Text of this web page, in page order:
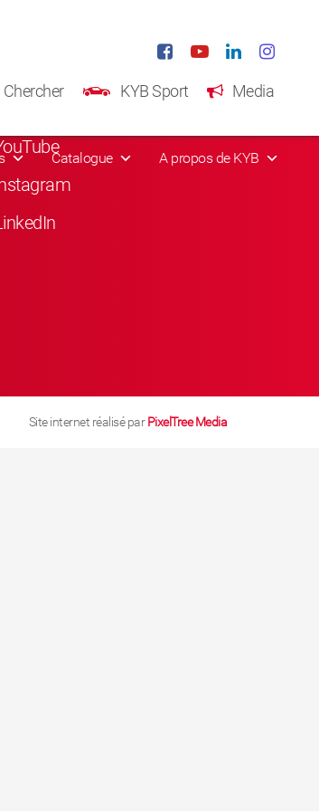
Chercher KYB Sport Media
Catalogue A propos de KYB
Site internet réalisé parPixelTree Media